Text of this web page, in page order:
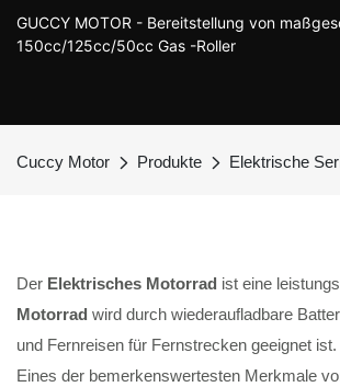
GUCCY MOTOR - Bereitstellung von
150cc/125cc/50cc Gas -Roller
Cuccy Motor Produkte Elektrische
Der Elektrisches Motorrad ist eine
Motorrad wird durch wiederaufladbare
und Fernreisen für Fernstrecken geeignet ist.
Eines der bemerkenswertesten Merkmale